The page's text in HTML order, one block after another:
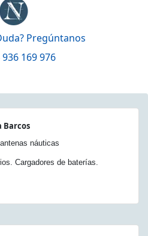
Pregúntanos
936 169 976
Barcos
náuticas
Cargadores de baterías.